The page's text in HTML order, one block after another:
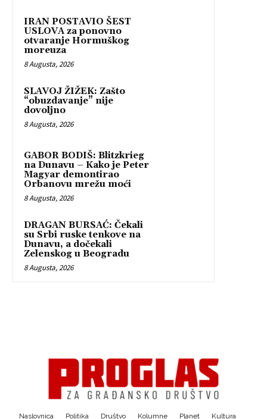
IRAN POSTAVIO ŠEST
USLOVA za ponovno
otvaranje Hormuškog
moreuza
8 Augusta, 2026
SLAVOJ ŽIŽEK: Zašto
“obuzdavanje” nije
dovoljno
8 Augusta, 2026
GABOR BODIŠ: Blitzkrieg
na Dunavu – Kako je Peter
Magyar demontirao
Orbanovu mrežu moći
8 Augusta, 2026
DRAGAN BURSAĆ: Čekali
su Srbi ruske tenkove na
Dunavu, a dočekali
Zelenskog u Beogradu
8 Augusta, 2026
Naslovnica Politika Društvo Kolumne Planet Kultura